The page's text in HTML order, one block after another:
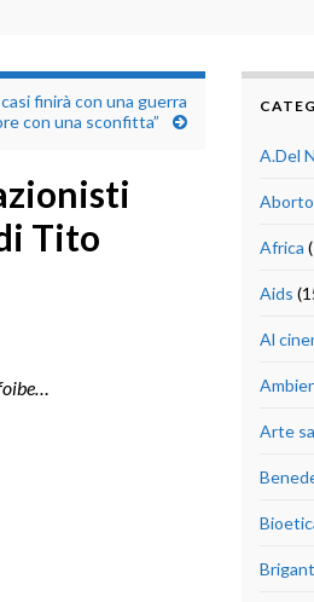
finirà con una guerra
con una sconfitta”
Tito
A.Del
Aborto
Africa
Aids
Al
Arte